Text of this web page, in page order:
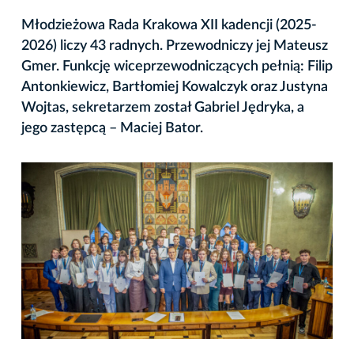
Młodzieżowa Rada Krakowa XII kadencji (2025-
2026) liczy 43 radnych. Przewodniczy jej Mateusz
Gmer. Funkcję wiceprzewodniczących pełnią: Filip
Antonkiewicz, Bartłomiej Kowalczyk oraz Justyna
Wojtas, sekretarzem został Gabriel Jędryka, a
jego zastępcą – Maciej Bator.